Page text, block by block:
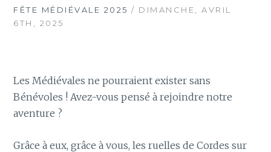
FÊTE MÉDIÉVALE 2025 / DIMANCHE, AVRIL
6TH, 2025
Les Médiévales ne pourraient exister sans
Bénévoles ! Avez-vous pensé à rejoindre notre
aventure ?
Grâce à eux, grâce à vous, les ruelles de Cordes sur